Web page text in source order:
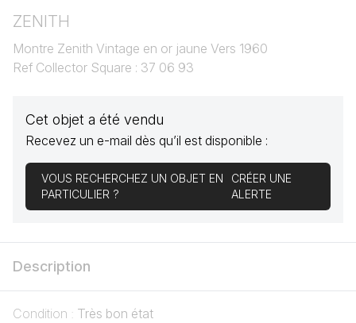
ZENITH
Montre Zenith Vintage en or jaune Vers 1960
Ref Collector Square : 37 06 93
Cet objet a été vendu
Recevez un e-mail dès qu’il est disponible :
VOUS RECHERCHEZ UN OBJET EN
PARTICULIER ?
CRÉER UNE
ALERTE
Description
Condition : Très bon état